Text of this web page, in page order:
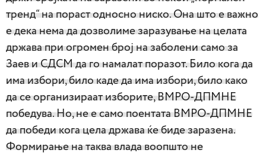
тренд“ на пораст односно ниско. Она што е важно
е дека нема да дозволиме заразување на целата
држава при огромен број на заболени само за
Заев и СДСМ да го намалат поразот. Било кога да
има избори, било каде да има избори, било како
да се организираат изборите, ВМРО-ДПМНЕ
победува. Но, не е само поентата ВМРО-ДПМНЕ
да победи кога цела држава ќе биде заразена.
Формирање на таква влада воопшто не